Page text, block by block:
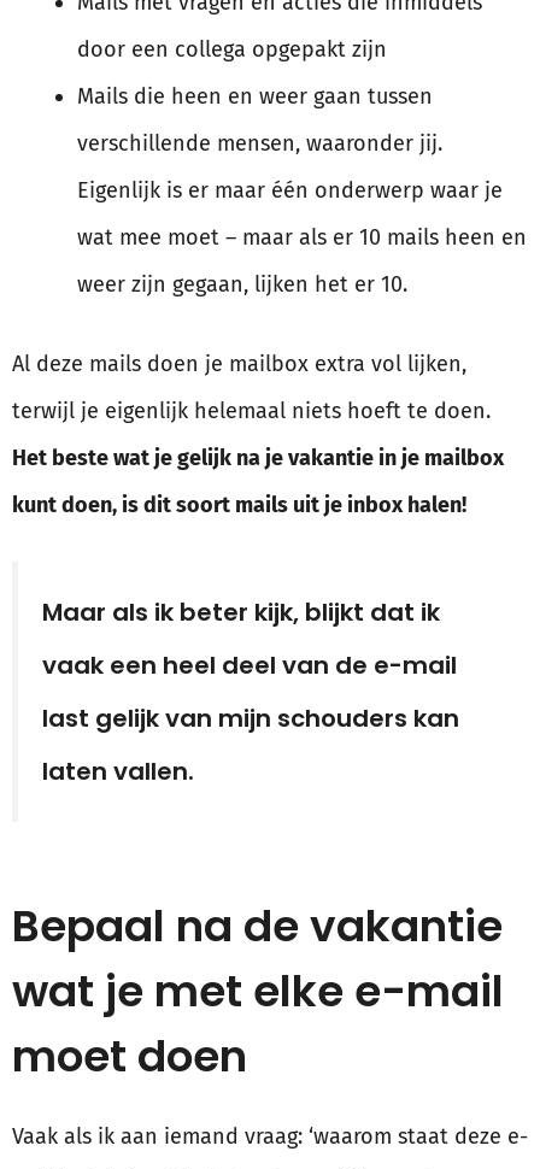
door een collega opgepakt zijn
Mails die heen en weer gaan tussen
verschillende mensen, waaronder jij.
Eigenlijk is er maar één onderwerp waar je
wat mee moet – maar als er 10 mails heen en
weer zijn gegaan, lijken het er 10.
Al deze mails doen je mailbox extra vol lijken,
terwijl je eigenlijk helemaal niets hoeft te doen.
Het beste wat je gelijk na je vakantie in je mailbox
kunt doen, is dit soort mails uit je inbox halen!
Maar als ik beter kijk, blijkt dat ik
vaak een heel deel van de e-mail
last gelijk van mijn schouders kan
laten vallen.
Bepaal na de vakantie
wat je met elke e-mail
moet doen
Vaak als ik aan iemand vraag: ‘waarom staat deze e-